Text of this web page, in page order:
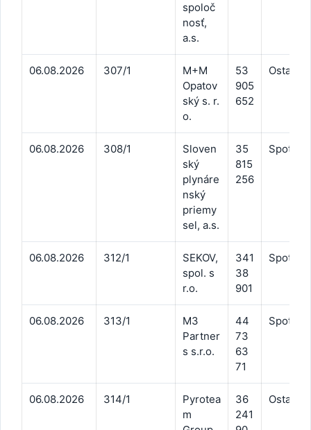
spoloč
nosť,
a.s.
06.08.2026 307/1
M+M
Opatov
ský s. r.
o.
53
905
652
Ostatné
06.08.2026 308/1
Sloven
ský
plynáre
nský
priemy
sel, a.s.
35
815
256
06.08.2026 312/1
SEKOV,
spol. s
r.o.
341
38
901
06.08.2026 313/1
M3
Partner
s s.r.o.
44
73
63
71
06.08.2026 314/1
Pyrotea
m
36
241